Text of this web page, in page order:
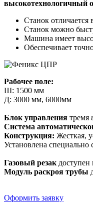
высокотехнологичный
Станок
Станок можно
Машина имеет
Обеспечивает
Рабочее поле:
Ш: 1500 мм
Д: 3000 мм, 6000мм
Блок управления тремя
Система
Конструкция: Жесткая,
Установлена специально
Газовый резак доступен
Модуль раскроя трубы
Оформить заявку